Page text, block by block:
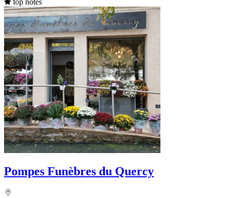
Pompes Funèbres du Quercy